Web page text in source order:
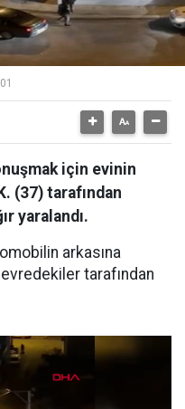
için evinin
(37) tarafından
yaralandı.
arkasına
tarafından